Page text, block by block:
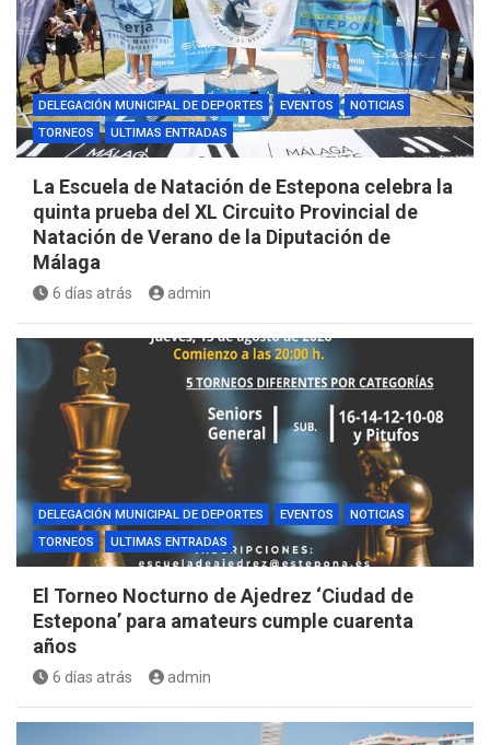
DELEGACIÓN MUNICIPAL DE DEPORTES EVENTOS
NOTICIAS
TORNEOS
ULTIMAS ENTRADAS
La Escuela de Natación de Estepona celebra la
quinta prueba del XL Circuito Provincial de
Natación de Verano de la Diputación de
Málaga
6 días atrás admin
DELEGACIÓN MUNICIPAL DE DEPORTES EVENTOS
NOTICIAS
TORNEOS
ULTIMAS ENTRADAS
El Torneo Nocturno de Ajedrez ‘Ciudad de
Estepona’ para amateurs cumple cuarenta
años
6 días atrás admin